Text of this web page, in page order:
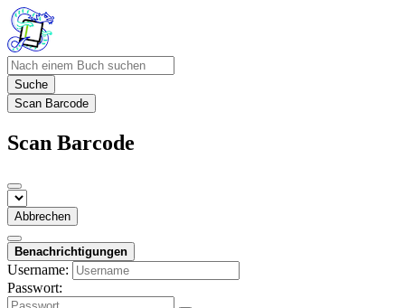
Suche
Scan Barcode
Scan Barcode
Abbrechen
Benachrichtigungen
Username:
Passwort: